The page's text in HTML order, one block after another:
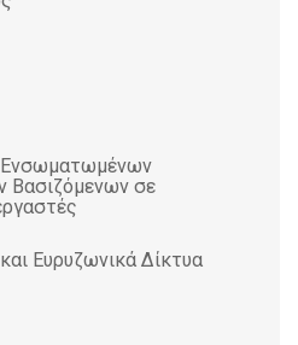
Ενσωματωμένων
Βασιζόμενων σε
Ευρυζωνικά Δίκτυα